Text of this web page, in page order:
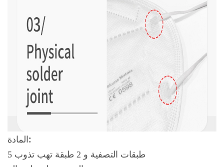
المادة:
5 طبقات التصفية و 2 طبقة تهب تذوب